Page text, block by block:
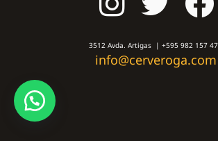
3512 Avda. Artigas | +595 982 157
info@cerveroga.com